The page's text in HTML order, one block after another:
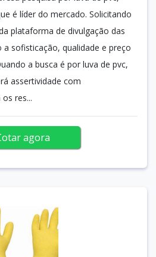
é líder do mercado. Solicitando
plataforma de divulgação das
a sofisticação, qualidade e preço
a busca é por luva de pvc,
assertividade com
res...
agora